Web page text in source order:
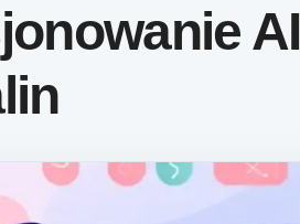
AI